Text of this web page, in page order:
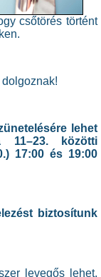
csőtörés történt
lehet
11–23. közötti
17:00 és 19:00
biztosítunk
levegős lehet,